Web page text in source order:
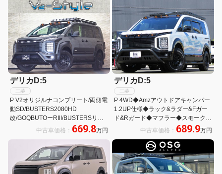
ースAW&BFATタイヤ
デリカD:5
三菱
P V2オリジルナコンプリート/両側電
動SD/BUSTERS2080HD
改/GOQBUTOーRIII/BUSTERSリア
ラダー/MADLYS RMオーバーフェン
ダー/MADLYSヘッドライトプロテク
中古車価格： 669.8万円
デリカD:5
三菱
P 4WD◆Amzアウトドアキャンパー
1.2UP仕様◆ラック&ラダー&Fガー
ド&Rガード◆マフラー◆スモークテ
ール◆オバフェン◆BIGX11型ナビ&
アラビュー&ETC◆AW&BFタイヤ◆
衝突軽減&レダクル
中古車価格： 689.9万円